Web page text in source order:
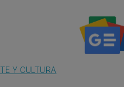
Y CULTURA